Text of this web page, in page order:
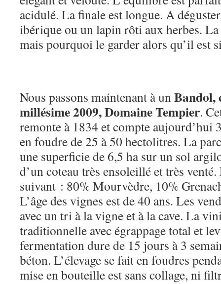
acidulé. La finale est longue. A
ibérique ou un lapin rôti aux herbes. La
mais pourquoi le garder alors qu’il est
Nous passons maintenant à unBandol,
millésime 2009, Domaine Tempier.
remonte à 1834 et compte aujourd’hui
en foudre de 25 à 50 hectolitres. La
une superficie de 6,5 ha sur un sol
d’un coteau très ensoleillé et très venté.
suivant : 80% Mourvèdre, 10%
L’âge des vignes est de 40 ans. Les
avec un tri à la vigne et à la cave. La
traditionnelle avec égrappage total et
fermentation dure de 15 jours à 3
béton. L’élevage se fait en foudres
mise en bouteille est sans collage, ni